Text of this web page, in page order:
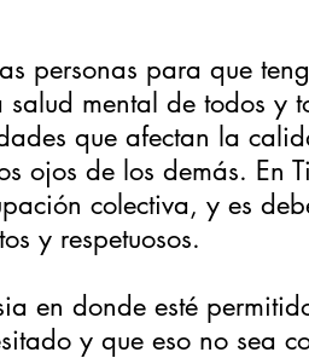
personas para que
mental de todos y
que afectan la
ojos de los demás. En
colectiva, y es
y respetuosos.
en donde esté
y que eso no sea